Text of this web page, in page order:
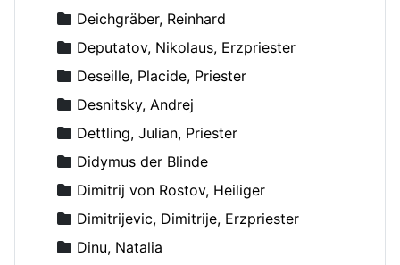
Deichgräber, Reinhard
Deputatov, Nikolaus, Erzpriester
Deseille, Placide, Priester
Desnitsky, Andrej
Dettling, Julian, Priester
Didymus der Blinde
Dimitrij von Rostov, Heiliger
Dimitrijevic, Dimitrije, Erzpriester
Dinu, Natalia